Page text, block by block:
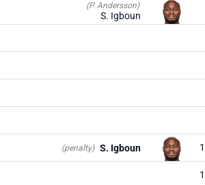
(P. Andersson)
S. Igboun
(penalty) S. Igboun